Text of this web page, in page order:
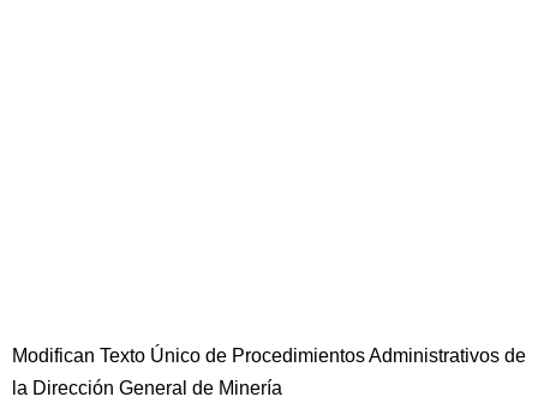
Modifican Texto Único de Procedimientos Administrativos de
la Dirección General de Minería